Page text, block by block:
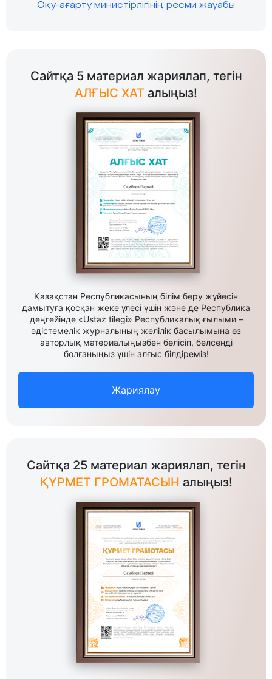
Оқу-ағарту министірлігінің ресми жауабы
Сайтқа 5 материал жариялап, тегін
АЛҒЫС ХАТ алыңыз!
Қазақстан Республикасының білім беру жүйесін
дамытуға қосқан жеке үлесі үшін және де Республика
деңгейінде «Ustaz tilegi» Республикалық ғылыми –
әдістемелік журналының желілік басылымына өз
авторлық материалыңызбен бөлісіп, белсенді
болғаныңыз үшін алғыс білдіреміз!
Жариялау
Сайтқа 25 материал жариялап, тегін
ҚҰРМЕТ ГРОМАТАСЫН алыңыз!